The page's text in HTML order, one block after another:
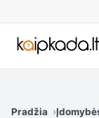
Pradžia